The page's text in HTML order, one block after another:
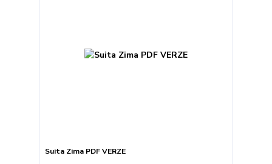
Suita Zima PDF VERZE